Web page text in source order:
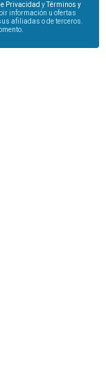
Privacidad y
Términos y
información u ofertas
afiliadas o de terceros.